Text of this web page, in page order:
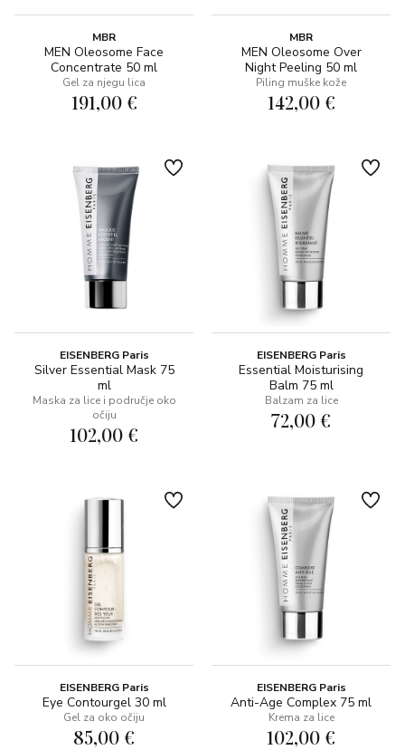
MBR
MEN Oleosome Face
Concentrate 50 ml
Gel za njegu lica
191,00 €
MBR
MEN Oleosome Over
Night Peeling 50 ml
Piling muške kože
142,00 €
EISENBERG Paris
Silver Essential Mask 75
ml
Maska za lice i područje oko
očiju
102,00 €
EISENBERG Paris
Essential Moisturising
Balm 75 ml
Balzam za lice
72,00 €
EISENBERG Paris
Eye Contourgel 30 ml
Gel za oko očiju
85,00 €
EISENBERG Paris
Anti-Age Complex 75 ml
Krema za lice
102,00 €